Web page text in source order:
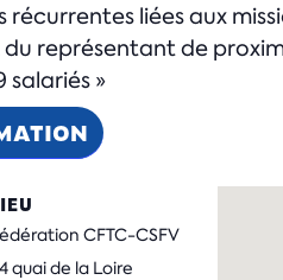
liées aux
du représentant de
salariés »
CFTC-CSFV
quai de la Loire